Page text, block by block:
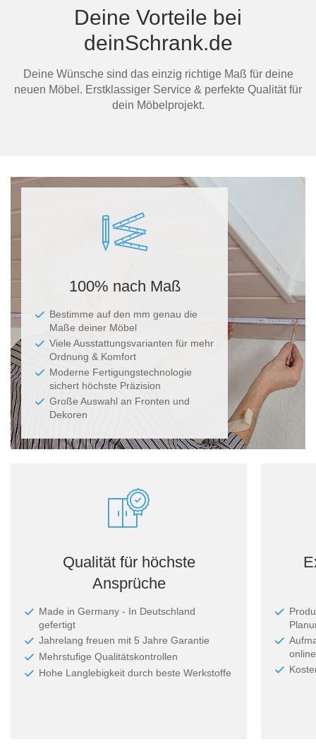
Deine Vorteile bei
deinSchrank.de
Deine Wünsche sind das einzig richtige Maß für deine
neuen Möbel. Erstklassiger Service & perfekte Qualität für
dein Möbelprojekt.
100% nach Maß
Bestimme auf den mm genau die
Maße deiner Möbel
Viele Ausstattungsvarianten für mehr
Ordnung & Komfort
Moderne Fertigungstechnologie
sichert höchste Präzision
Große Auswahl an Fronten und
Dekoren
Qualität für höchste
Ansprüche
Made in Germany - In Deutschland
gefertigt
Jahrelang freuen mit 5 Jahre Garantie
Mehrstufige Qualitätskontrollen
Hohe Langlebigkeit durch beste Werkstoffe